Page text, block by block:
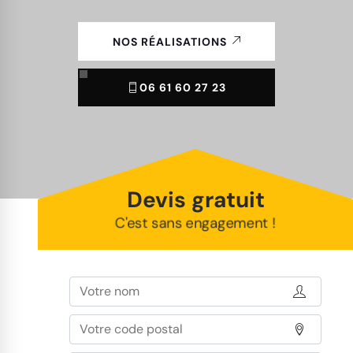
NOS RÉALISATIONS
06 61 60 27 23
Devis gratuit
C'est sans engagement !